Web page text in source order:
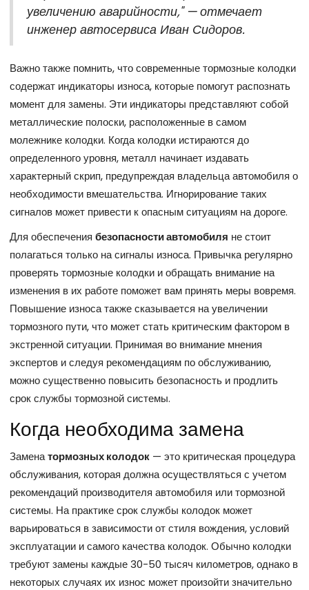
увеличению аварийности," — отмечает
инженер автосервиса Иван Сидоров.
Важно также помнить, что современные тормозные колодки
содержат индикаторы износа, которые помогут распознать
момент для замены. Эти индикаторы представляют собой
металлические полоски, расположенные в самом
молежнике колодки. Когда колодки истираются до
определенного уровня, металл начинает издавать
характерный скрип, предупреждая владельца автомобиля о
необходимости вмешательства. Игнорирование таких
сигналов может привести к опасным ситуациям на дороге.
Для обеспечения безопасности автомобиля не стоит
полагаться только на сигналы износа. Привычка регулярно
проверять тормозные колодки и обращать внимание на
изменения в их работе поможет вам принять меры вовремя.
Повышение износа также сказывается на увеличении
тормозного пути, что может стать критическим фактором в
экстренной ситуации. Принимая во внимание мнения
экспертов и следуя рекомендациям по обслуживанию,
можно существенно повысить безопасность и продлить
срок службы тормозной системы.
Когда необходима замена
Заменатормозных колодок — это критическая процедура
обслуживания, которая должна осуществляться с учетом
рекомендаций производителя автомобиля или тормозной
системы. На практике срок службы колодок может
варьироваться в зависимости от стиля вождения, условий
эксплуатации и самого качества колодок. Обычно колодки
требуют замены каждые 30-50 тысяч километров, однако в
некоторых случаях их износ может произойти значительно